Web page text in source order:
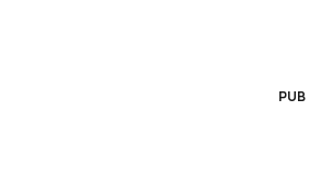
PUB